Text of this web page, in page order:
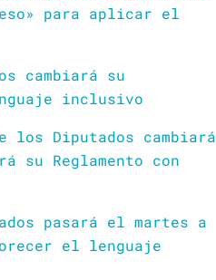
para aplicar el
cambiará su
inclusivo
los Diputados cambiará
su Reglamento con
pasará el martes a
el lenguaje